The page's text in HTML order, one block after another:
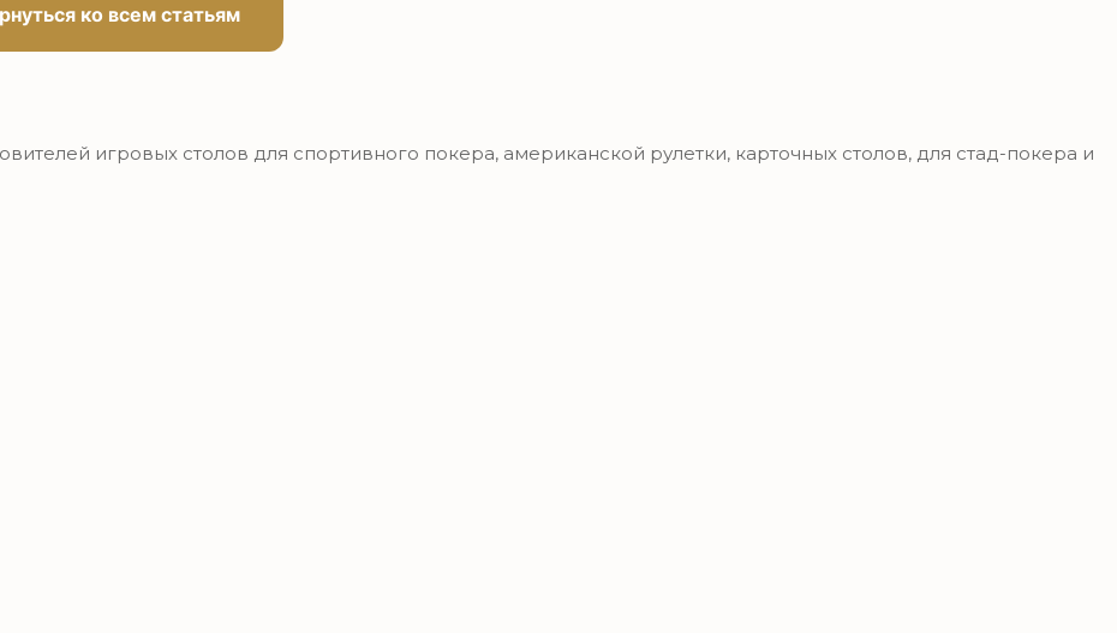
ко всем статьям
игровых столов для спортивного покера, американской рулетки, карточных столов, для стад-покера и